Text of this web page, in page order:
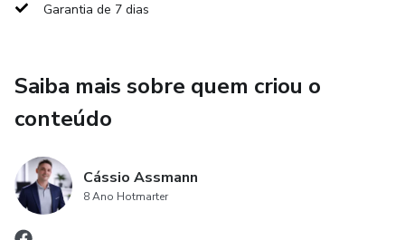
transmitida ao vivo para o deleite de milhares de mórbidos
aproxima do fim.
Garantia de 7 dias
Saiba mais sobre quem criou o
conteúdo
Cássio Assmann
8 Ano Hotmarter